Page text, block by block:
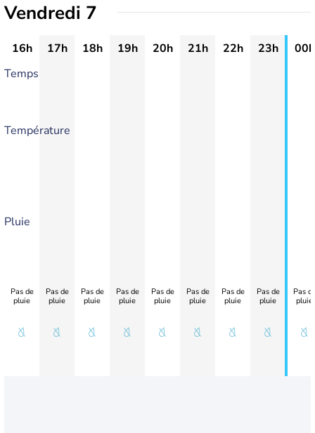
Vendredi 7
16h 17h 18h 19h 20h 21h 22h 23h
00h
Temps
Température
Pluie
Pas de
pluie
Pas de
pluie
Pas de
pluie
Pas de
pluie
Pas de
pluie
Pas de
pluie
Pas de
pluie
Pas de
pluie
Pas
pluie